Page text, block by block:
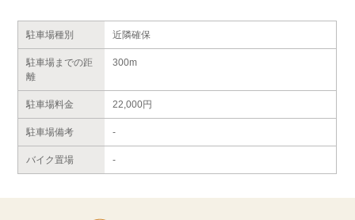
駐車場種別 近隣確保
駐車場までの距
離
300m
駐車場料金 22,000円
駐車場備考 -
バイク置場 -